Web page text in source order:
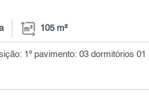
105 m²
1º pavimento: 03 dormitórios 01